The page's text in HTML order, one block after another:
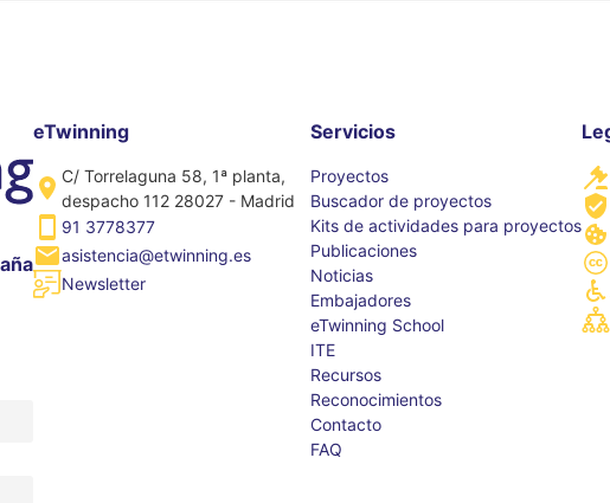
eTwinning
C/ Torrelaguna 58, 1ª planta,
despacho 112 28027 - Madrid
91 3778377
asistencia@etwinning.es
Newsletter
Servicios
Proyectos
Buscador de proyectos
Kits de actividades para proyectos
Publicaciones
Noticias
Embajadores
eTwinning School
ITE
Recursos
Reconocimientos
Contacto
FAQ